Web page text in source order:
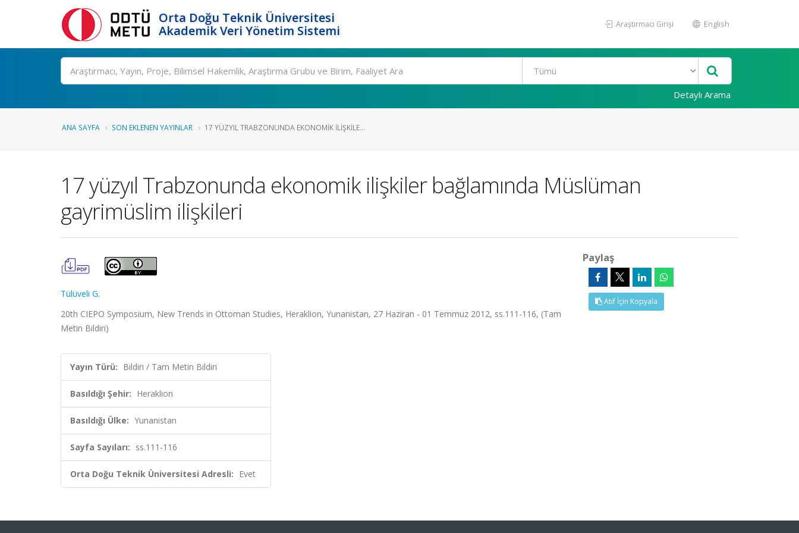
Orta Doğu Teknik Üniversitesi
Akademik Veri Yönetim Sistemi
Araştırmacı Girişi English
Ara
Detaylı Arama
ANA SAYFA SON EKLENEN YAYINLAR 17 YÜZYIL TRABZONUNDA EKONOMIK ILIŞKILE...
17 yüzyıl Trabzonunda ekonomik ilişkiler bağlamında Müslüman
gayrimüslim ilişkileri
Tülüveli G.
20th CIEPO Symposium, New Trends in Ottoman Studies, Heraklion, Yunanistan, 27 Haziran - 01 Temmuz 2012, ss.111-116, (Tam
Metin Bildiri)
Yayın Türü: Bildiri / Tam Metin Bildiri
Basıldığı Şehir: Heraklion
Basıldığı Ülke: Yunanistan
Sayfa Sayıları: ss.111-116
Orta Doğu Teknik Üniversitesi Adresli: Evet
Paylaş
Atıf İçin Kopyala